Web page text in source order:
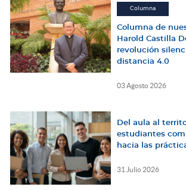
Columna
Columna de
Harold Castilla
revolución
distancia 4.0
03 Agosto 2026
Del aula al
estudiantes
hacia las
31 Julio 2026